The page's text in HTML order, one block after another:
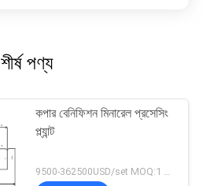
শীর্ষ পণ্য
কপার বেনিফিশন মিনারেল প্রসেসিং
প্ল্যান্ট